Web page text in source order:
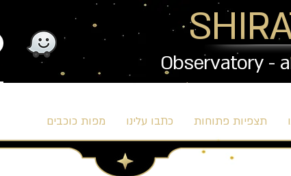
Observatory -
תצפיות פתוחות כתבו עלינו מפות כוכבים